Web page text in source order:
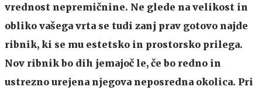
vrednost nepremičnine. Ne glede na velikost in
obliko vašega vrta se tudi zanj prav gotovo najde
ribnik, ki se mu estetsko in prostorsko prilega.
Nov ribnik bo dih jemajoč le, če bo redno in
ustrezno urejena njegova neposredna okolica. Pri